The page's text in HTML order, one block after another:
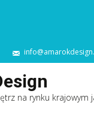
na rynku krajowym